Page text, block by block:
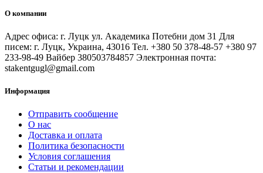
О компании
Адрес офиса: г. Луцк ул. Академика Потебни дом 31 Для
писем: г. Луцк, Украина, 43016 Тел. +380 50 378-48-57 +380 97
233-98-49 Вайбер 380503784857 Электронная почта:
stakentgugl@gmail.com
Информация
Отправить сообщение
О нас
Доставка и оплата
Политика безопасности
Условия соглашения
Статьи и рекомендации